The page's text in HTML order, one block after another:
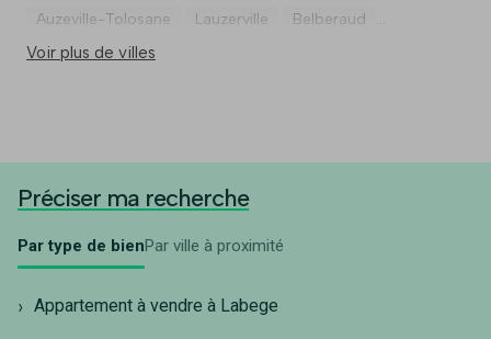
Auzeville-Tolosane
Lauzerville
Belberaud
Pompertuzat
Voir plus de villes
Préciser ma recherche
Par type de bienPar ville à proximité
Appartement à vendre à Labege